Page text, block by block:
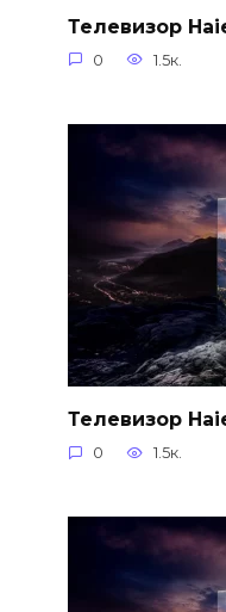
Телевизор
0 1.5к.
Телевизор
0 1.5к.